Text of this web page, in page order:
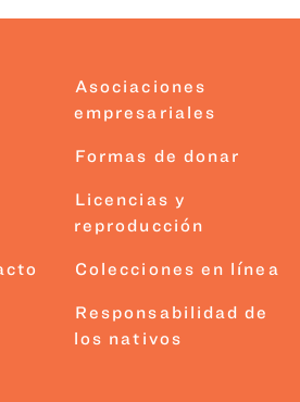
Asociaciones
empresariales
Formas de donar
Licencias y
reproducción
Colecciones en línea
Responsabilidad de
los nativos